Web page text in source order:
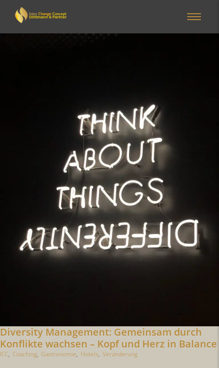
Diversity Management: Gemeinsam durch
Konflikte wachsen – Kopf und Herz in Balance
ICC, Coaching, Gastronomie, Hotels, Veränderung